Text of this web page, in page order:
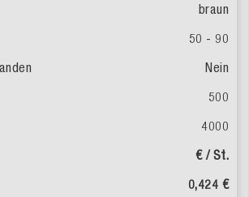
braun
50 - 90
Nein
500
4000
€ / St.
0,424 €